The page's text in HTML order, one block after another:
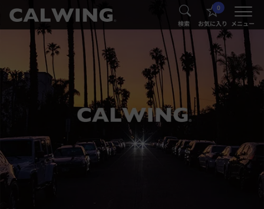
® 検索
0
お気に入り メニュー
®